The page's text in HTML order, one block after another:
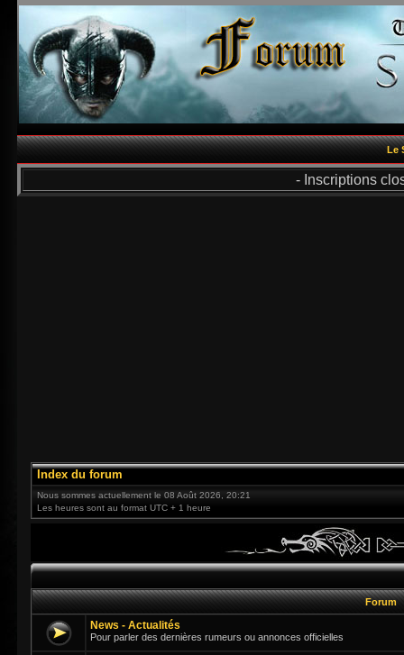
Le
- Inscriptions
Index du forum
Nous sommes actuellement le 08 Août 2026, 20:21
Les heures sont au format UTC + 1 heure
Forum
News - Actualités
Pour parler des dernières rumeurs ou annonces officielles